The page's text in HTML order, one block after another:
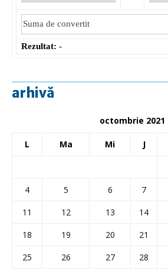
Rezultat: -
arhivă
octombrie 2021
L Ma Mi J
4
5 6 7
11
12 13 14
18
19 20 21
25
26 27 28